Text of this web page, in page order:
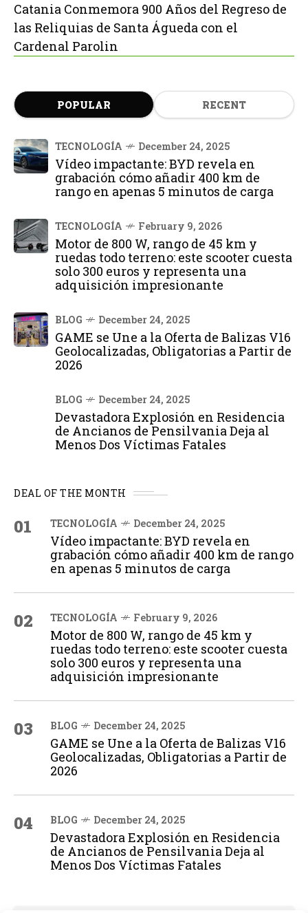
Catania Conmemora 900 Años del Regreso de
las Reliquias de Santa Águeda con el
Cardenal Parolin
POPULAR RECENT
TECNOLOGÍA December 24, 2025
Vídeo impactante: BYD revela en
grabación cómo añadir 400 km de
rango en apenas 5 minutos de carga
TECNOLOGÍA February 9, 2026
Motor de 800 W, rango de 45 km y
ruedas todo terreno: este scooter cuesta
solo 300 euros y representa una
adquisición impresionante
BLOG December 24, 2025
GAME se Une a la Oferta de Balizas V16
Geolocalizadas, Obligatorias a Partir de
2026
BLOG December 24, 2025
Devastadora Explosión en Residencia
de Ancianos de Pensilvania Deja al
Menos Dos Víctimas Fatales
DEAL OF THE MONTH
01 TECNOLOGÍA December 24, 2025
Vídeo impactante: BYD revela en
grabación cómo añadir 400 km de rango
en apenas 5 minutos de carga
02 TECNOLOGÍA February 9, 2026
Motor de 800 W, rango de 45 km y
ruedas todo terreno: este scooter cuesta
solo 300 euros y representa una
adquisición impresionante
03 BLOG December 24, 2025
GAME se Une a la Oferta de Balizas V16
Geolocalizadas, Obligatorias a Partir de
2026
04 BLOG December 24, 2025
Devastadora Explosión en Residencia
de Ancianos de Pensilvania Deja al
Menos Dos Víctimas Fatales